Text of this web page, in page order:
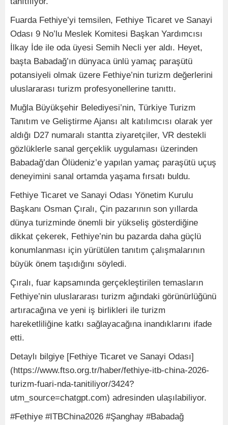
Fuarda Fethiye’yi temsilen, Fethiye Ticaret ve Sanayi
Odası 9 No’lu Meslek Komitesi Başkan Yardımcısı
İlkay İde ile oda üyesi Semih Necli yer aldı. Heyet,
başta Babadağ’ın dünyaca ünlü yamaç paraşütü
potansiyeli olmak üzere Fethiye’nin turizm değerlerini
uluslararası turizm profesyonellerine tanıttı.
Muğla Büyükşehir Belediyesi’nin, Türkiye Turizm
Tanıtım ve Geliştirme Ajansı alt katılımcısı olarak yer
aldığı D27 numaralı stantta ziyaretçiler, VR destekli
gözlüklerle sanal gerçeklik uygulaması üzerinden
Babadağ’dan Ölüdeniz’e yapılan yamaç paraşütü uçuş
deneyimini sanal ortamda yaşama fırsatı buldu.
Fethiye Ticaret ve Sanayi Odası Yönetim Kurulu
Başkanı Osman Çıralı, Çin pazarının son yıllarda
dünya turizminde önemli bir yükseliş gösterdiğine
dikkat çekerek, Fethiye’nin bu pazarda daha güçlü
konumlanması için yürütülen tanıtım çalışmalarının
büyük önem taşıdığını söyledi.
Çıralı, fuar kapsamında gerçekleştirilen temasların
Fethiye’nin uluslararası turizm ağındaki görünürlüğünü
artıracağına ve yeni iş birlikleri ile turizm
hareketliliğine katkı sağlayacağına inandıklarını ifade
etti.
Detaylı bilgiye [Fethiye Ticaret ve Sanayi Odası]
(https://www.ftso.org.tr/haber/fethiye-itb-china-2026-
turizm-fuari-nda-tanitiliyor/3424?
utm_source=chatgpt.com) adresinden ulaşılabiliyor.
#Fethiye #ITBChina2026 #Şanghay #Babadağ